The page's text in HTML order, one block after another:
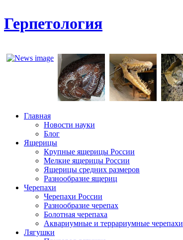
Герпетология
Главная
Новости науки
Блог
Ящерицы
Крупные ящерицы России
Мелкие ящерицы России
Ящерицы средних размеров
Разнообразие ящериц
Черепахи
Черепахи России
Разнообразие черепах
Болотная черепаха
Аквариумные и террариумные черепахи
Лягушки